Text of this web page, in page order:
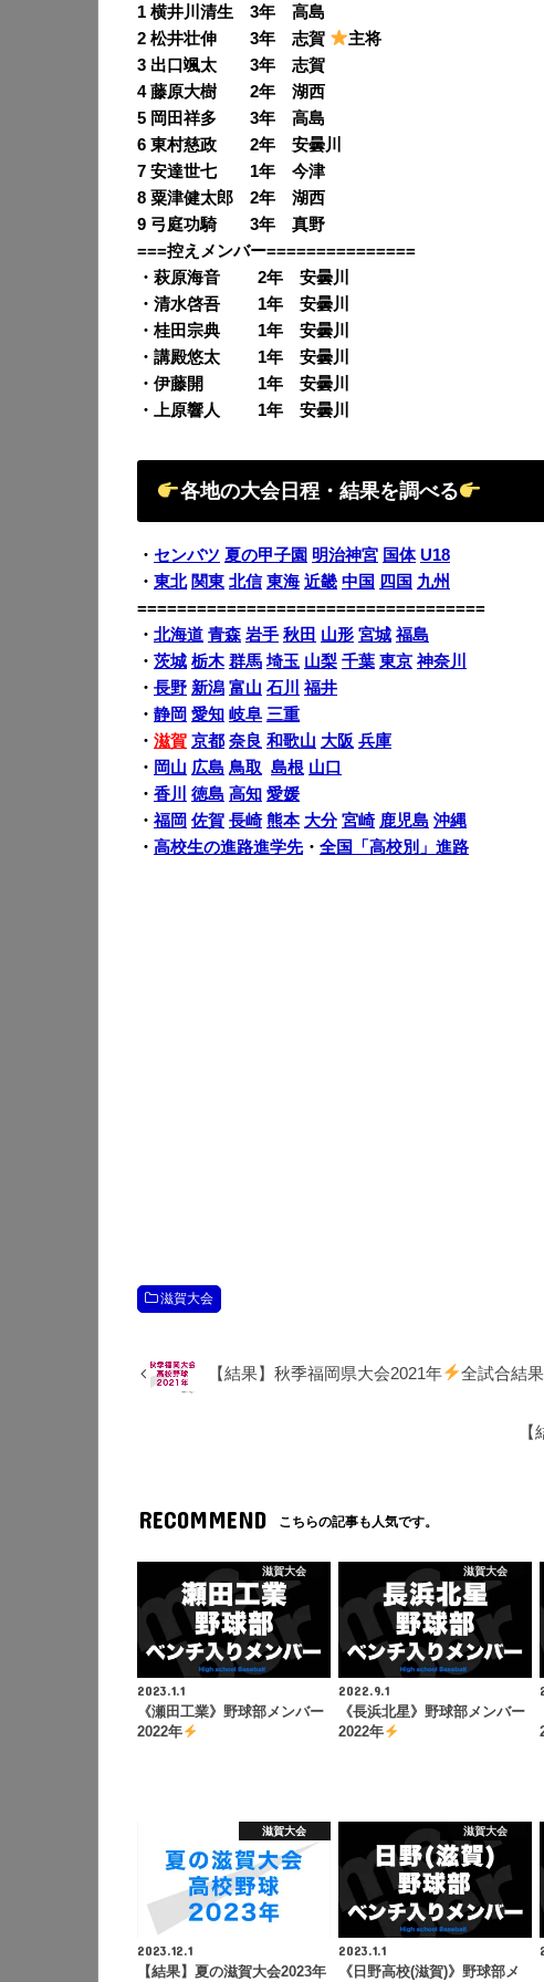
1 横井川清生 3年 高島
2 松井壮伸 3年 志賀
主将
3 出口颯太 3年 志賀
4 藤原大樹 2年 湖西
5 岡田祥多 3年 高島
6 東村慈政 2年 安曇川
7 安達世七 1年 今津
8 粟津健太郎 2年 湖西
9 弓庭功騎 3年 真野
===控えメンバー===============
・萩原海音 2年 安曇川
・清水啓吾 1年 安曇川
・桂田宗典 1年 安曇川
・講殿悠太 1年 安曇川
・伊藤開 1年 安曇川
・上原響人 1年 安曇川
各地の大会日程・結果を調べる
・ センバツ 夏の甲子園 明治神宮 国体 U18
・ 東北 関東 北信 東海 近畿 中国 四国 九州
===================================
・ 北海道 青森 岩手 秋田 山形 宮城 福島
・ 茨城 栃木 群馬 埼玉 山梨 千葉 東京 神奈川
・ 長野 新潟 富山 石川
福井
・ 静岡 愛知 岐阜 三重
・ 滋賀 京都 奈良 和歌山 大阪 兵庫
・ 岡山 広島 鳥取 島根 山口
・ 香川 徳島 高知 愛媛
・ 福岡 佐賀 長崎 熊本 大分 宮崎 鹿児島 沖縄
・ 高校生の進路進学先・ 全国「高校別」進路
滋賀大会
【結果】秋季福岡県大会2021年 全試合結
RECOMMEND こちらの記事も人気です。
滋賀大会
2023.1.1
《瀬田工業》野球部メンバー
2022年
滋賀大会
2022.9.1
《長浜北星》野球部メンバー
2022年
滋賀大会
2023.12.1
【結果】夏の滋賀大会2023年
滋賀大会
2023.1.1
《日野高校(滋賀)》野球部メ